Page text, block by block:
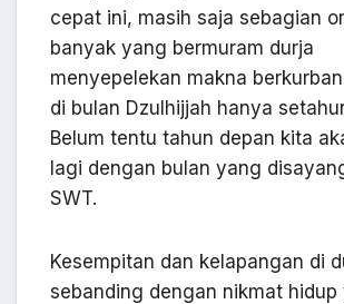
cepat ini, masih saja sebagian
banyak yang bermuram durja
menyepelekan makna
di bulan Dzulhijjah hanya
Belum tentu tahun depan kita
lagi dengan bulan yang
SWT.
Kesempitan dan kelapangan di
sebanding dengan nikmat hidup